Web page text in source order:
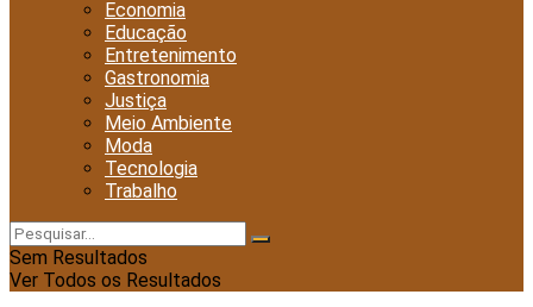
Economia
Educação
Entretenimento
Gastronomia
Justiça
Meio Ambiente
Moda
Tecnologia
Trabalho
Sem Resultados
Ver Todos os Resultados